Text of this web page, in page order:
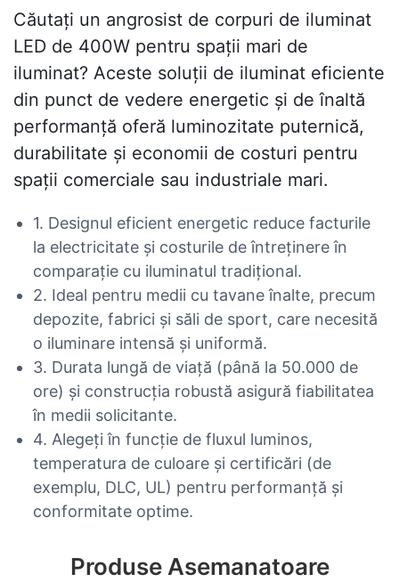
Căutați un angrosist de corpuri de iluminat
LED de 400W pentru spații mari de
iluminat? Aceste soluții de iluminat eficiente
din punct de vedere energetic și de înaltă
performanță oferă luminozitate puternică,
durabilitate și economii de costuri pentru
spații comerciale sau industriale mari.
1. Designul eficient energetic reduce facturile
la electricitate și costurile de întreținere în
comparație cu iluminatul tradițional.
2. Ideal pentru medii cu tavane înalte, precum
depozite, fabrici și săli de sport, care necesită
o iluminare intensă și uniformă.
3. Durata lungă de viață (până la 50.000 de
ore) și construcția robustă asigură fiabilitatea
în medii solicitante.
4. Alegeți în funcție de fluxul luminos,
temperatura de culoare și certificări (de
exemplu, DLC, UL) pentru performanță și
conformitate optime.
Produse Asemanatoare